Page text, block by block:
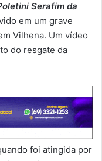
Serafim da
em um grave
Vilhena. Um vídeo
do resgate da
foi atingida por